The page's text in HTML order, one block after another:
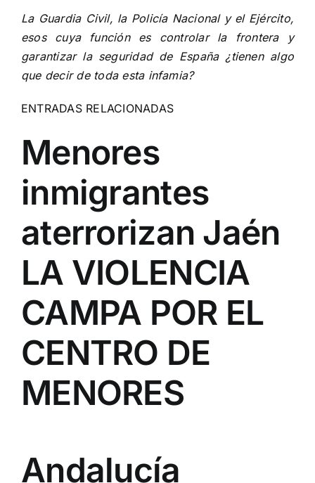
La Guardia Civil, la Policía Nacional y el Ejército,
esos cuya función es controlar la frontera y
garantizar la seguridad de España ¿tienen algo
que decir de toda esta infamia?
ENTRADAS RELACIONADAS
Menores
inmigrantes
aterrorizan Jaén
LA VIOLENCIA
CAMPA POR EL
CENTRO DE
MENORES
Andalucía